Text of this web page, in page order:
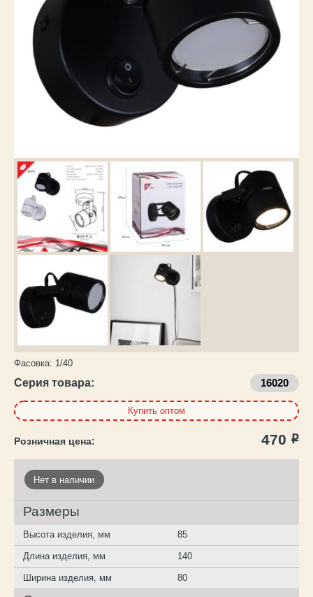
Каталог
товаров
Фасовка: 1/40
Серия товара: 16020
Купить оптом
470 Р
Нет в наличии
Размеры
Высота изделия, мм 85
Длина изделия, мм 140
Ширина изделия, мм 80